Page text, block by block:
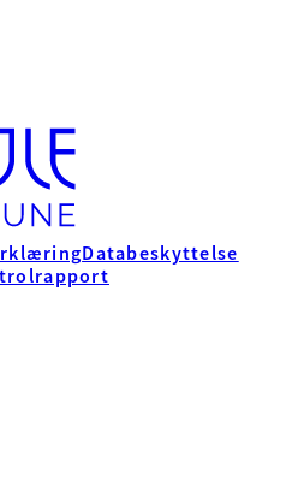
Databeskyttelse